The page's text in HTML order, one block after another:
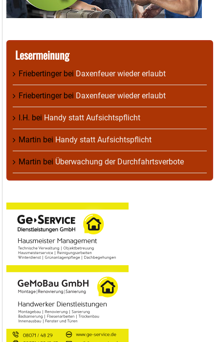
Lesermeinung
Friebertingerbei Daxenfeuer wieder erlaubt
Friebertingerbei Daxenfeuer wieder erlaubt
I.H. bei Handy statt Aufsichtspflicht
Martin bei Handy statt Aufsichtspflicht
Martin bei Überwachung der Durchfahrtsverbote